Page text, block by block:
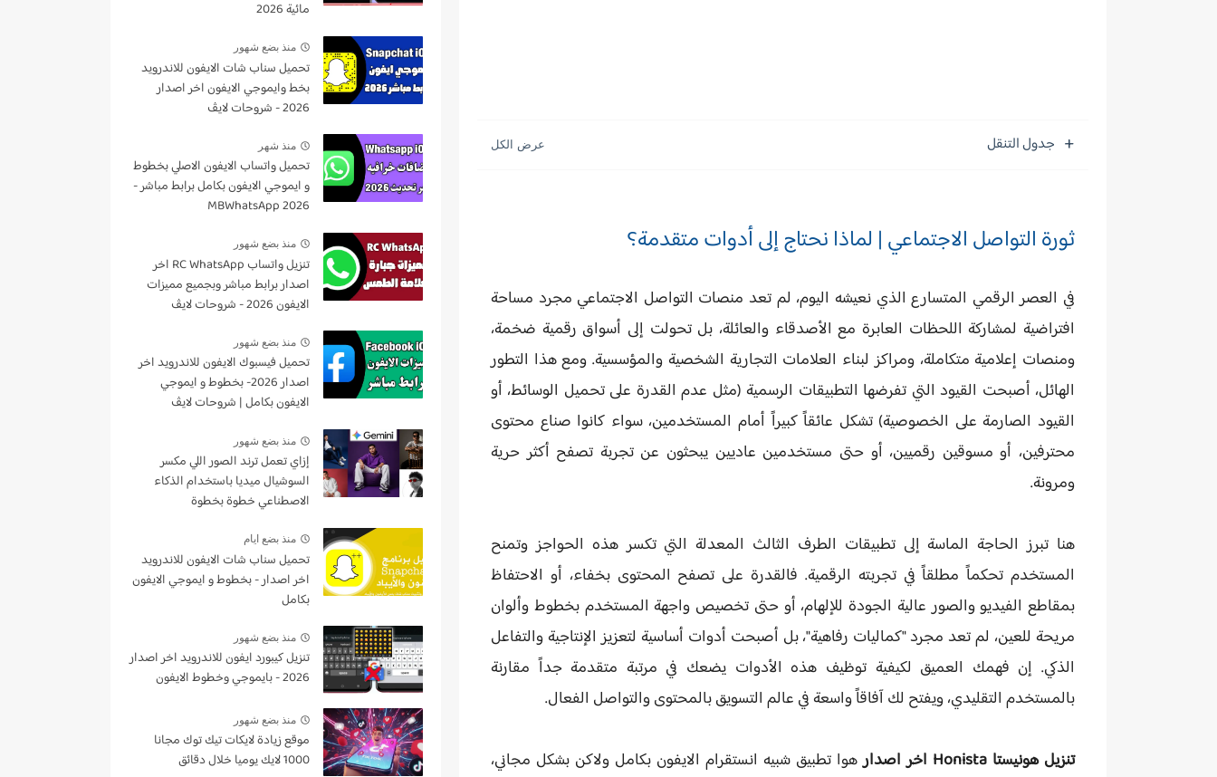
جدول التنقل
ثورة التواصل الاجتماعي | لماذا نحتاج إلى أدوات متقدمة؟
في العصر الرقمي المتسارع الذي نعيشه اليوم، لم تعد منصات التواصل الاجتماعي مجرد مساحة
افتراضية لمشاركة اللحظات العابرة مع الأصدقاء والعائلة، بل تحولت إلى أسواق رقمية ضخمة،
ومنصات إعلامية متكاملة، ومراكز لبناء العلامات التجارية الشخصية والمؤسسية. ومع هذا التطور
الهائل، أصبحت القيود التي تفرضها التطبيقات الرسمية (مثل عدم القدرة على تحميل الوسائط، أو
القيود الصارمة على الخصوصية) تشكل عائقاً كبيراً أمام المستخدمين، سواء كانوا صناع محتوى
محترفين، أو مسوقين رقميين، أو حتى مستخدمين عاديين يبحثون عن تجربة تصفح أكثر حرية
ومرونة.
هنا تبرز الحاجة الماسة إلىتطبيقات الطرف الثالث المعدلةالتي تكسر هذه الحواجز وتمنح
المستخدم تحكماً مطلقاً في تجربته الرقمية. فالقدرة على تصفح المحتوى بخفاء، أو الاحتفاظ
بمقاطع الفيديو والصور عالية الجودة للإلهام، أو حتى تخصيص واجهة المستخدم بخطوط وألوان
مريحة للعين، لم تعد مجرد "كماليات رفاهية"، بل أصبحت أدوات أساسية لتعزيز الإنتاجية والتفاعل
الذكي. إن فهمك العميق لكيفية توظيف هذه الأدوات يضعك في مرتبة متقدمة جداً مقارنة
بالمستخدم التقليدي، ويفتح لك آفاقاً واسعة في عالم التسويق بالمحتوىوالتواصل الفعال.
تنزيل هونيستا Honista اخر اصدار
هوا تطبيق شبيه انستقرام الايفون بكامل ولاكن بشكل مجاني،
مائية 2026
منذ بضع شهور
تحميل سناب شات الايفون للاندرويد
بخط وايموجي الايفون اخر اصدار
2026 - شروحات لايڤ
منذ شهر
تحميل واتساب الايفون الاصلي بخطوط
و ايموجي الايفون بكامل برابط مباشر -
MBWhatsApp 2026
منذ بضع شهور
تنزيل واتساب RC WhatsApp اخر
اصدار برابط مباشر وبجميع مميزات
الايفون 2026 - شروحات لايڤ
منذ بضع شهور
تحميل فيسبوك الايفون للاندرويد اخر
اصدار 2026- بخطوط و ايموجي
الايفون بكامل | شروحات لايڤ
منذ بضع شهور
إزاي تعمل ترند الصور اللي مكسر
السوشيال ميديا باستخدام الذكاء
الاصطناعي خطوة بخطوة
منذ بضع ايام
تحميل سناب شات الايفون للاندرويد
اخر اصدار - بخطوط و ايموجي الايفون
بكامل
منذ بضع شهور
تنزيل كيبورد ايفون للاندرويد اخر اصدار
2026 - بايموجي وخطوط الايفون
منذ بضع شهور
موقع زيادة لايكات تيك توك مجانا
1000 لايك يوميا خلال دقائق